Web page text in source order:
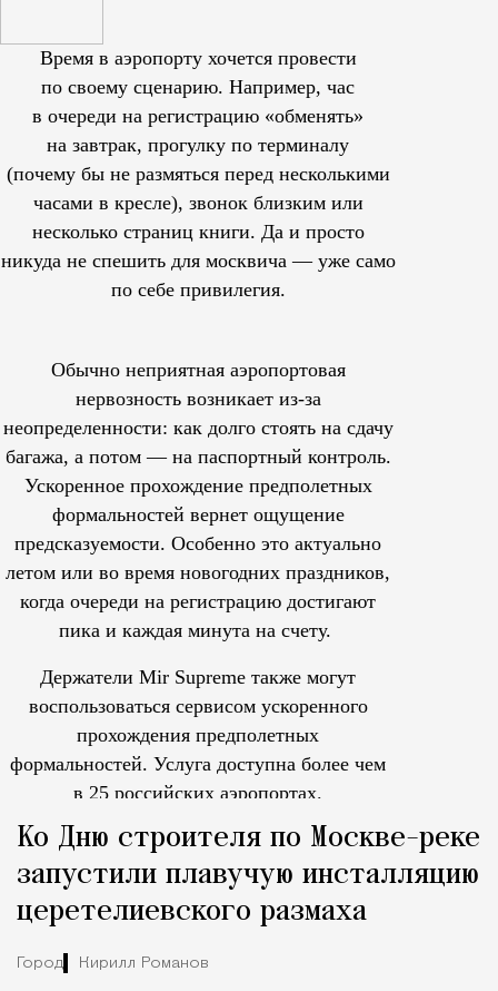
Время в аэропорту хочется провести
по своему сценарию. Например, час
в очереди на регистрацию «обменять»
на завтрак, прогулку по терминалу
(почему бы не размяться перед несколькими
часами в кресле), звонок близким или
несколько страниц книги. Да и просто
никуда не спешить для москвича — уже само
по себе привилегия.
Обычно неприятная аэропортовая
нервозность возникает из-за
неопределенности: как долго стоять на сдачу
багажа, а потом — на паспортный контроль.
Ускоренное прохождение предполетных
формальностей вернет ощущение
предсказуемости. Особенно это актуально
летом или во время новогодних праздников,
когда очереди на регистрацию достигают
пика и каждая минута на счету.
Держатели Mir Supreme также могут
воспользоваться сервисом ускоренного
прохождения предполетных
формальностей. Услуга доступна более чем
в 25 российских аэропортах.
Ко Дню строителя по Москве-реке
запустили плавучую инсталляцию
церетелиевского размаха
Город Кирилл Романов